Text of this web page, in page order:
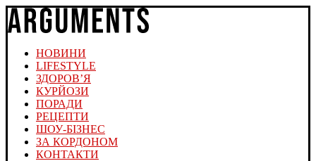
НОВИНИ
LIFESTYLE
ЗДОРОВ’Я
КУРЙОЗИ
ПОРАДИ
РЕЦЕПТИ
ШОУ-БІЗНЕС
ЗА КОРДОНОМ
КОНТАКТИ